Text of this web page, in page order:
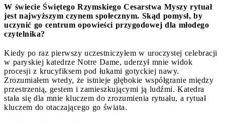
W świecie Świętego Rzymskiego Cesarstwa Myszy rytuał
jest najwyższym czynem społecznym. Skąd pomysł, by
uczynić go centrum opowieści przygodowej dla młodego
czytelnika?
Kiedy po raz pierwszy uczestniczyłem w uroczystej celebracji
w paryskiej katedrze Notre Dame, uderzył mnie widok
procesji z krucyfiksem pod łukami gotyckiej nawy.
Zrozumiałem wtedy, że istnieje głębokie współgranie między
przestrzenią, gestem i zamieszkującymi ją ludźmi. Katedra
stała się dla mnie kluczem do zrozumienia rytuału, a rytuał
kluczem do otaczającego go świata.